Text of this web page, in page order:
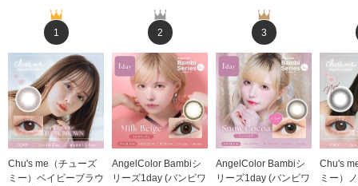
1
Chu's me（チューズ
ミー）ベイビーブラウ
2
AngelColor Bambiシ
リーズ1day (バンビワ
3
AngelColor Bambiシ
リーズ1day (バンビワ
Chu's
ミー）